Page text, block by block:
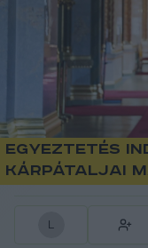
Egyeztetés
kárpátaljai
L